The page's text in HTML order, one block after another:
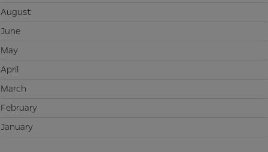
August
June
May
April
March
February
January